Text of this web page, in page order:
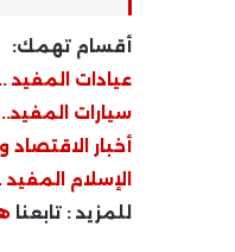
أقسام تهمك:
عيادات
سيارات
أخبار الاقتصاد
الإسلام
للمزيد : تابعنا